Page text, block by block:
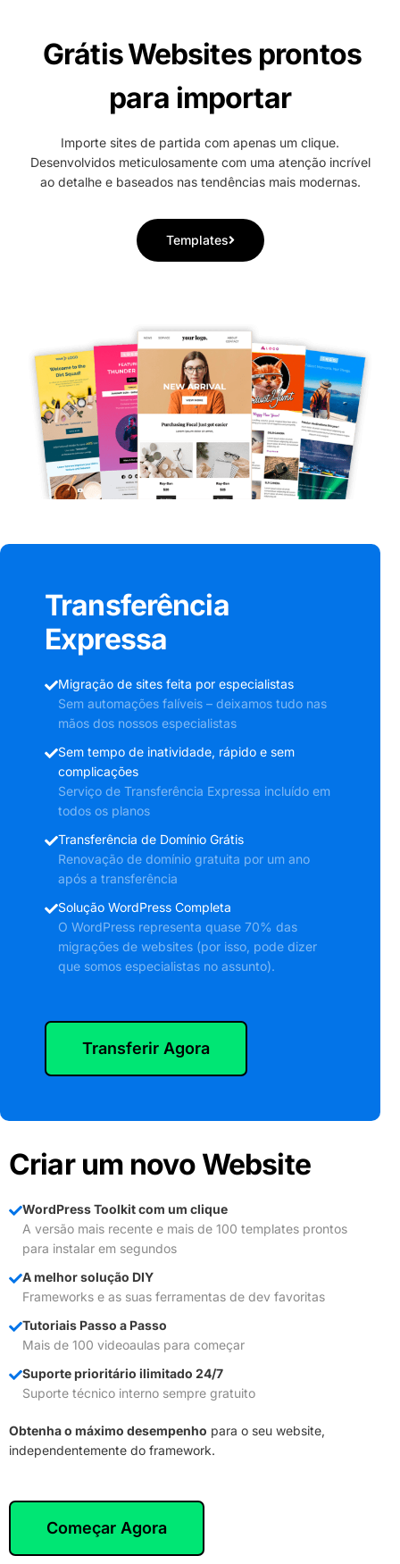
GrátisWebsites prontos
para importar
Importe sites de partida com apenas um clique.
Desenvolvidos meticulosamente com uma atenção incrível
ao detalhe e baseados nas tendências mais modernas.
Templates
Criar um novo Website
WordPress Toolkit com um clique
A versão mais recente e mais de 100 templates prontos
para instalar em segundos
A melhor solução DIY
Frameworks e as suas ferramentas de dev favoritas
Tutoriais Passo a Passo
Mais de 100 videoaulas para começar
Suporte prioritário ilimitado 24/7
Suporte técnico interno sempre gratuito
Obtenha o máximo desempenho para o seu website,
independentemente do framework.
Começar Agora
Transferência
Expressa
Migração de sites feita por especialistas
Sem automações falíveis – deixamos tudo nas
mãos dos nossos especialistas
Sem tempo de inatividade, rápido e sem
complicações
Serviço de Transferência Expressa incluído em
todos os planos
Transferência de Domínio Grátis
Renovação de domínio gratuita por um ano
após a transferência
Solução WordPress Completa
O WordPress representa quase 70% das
migrações de websites (por isso, pode dizer
que somos especialistas no assunto).
Transferir Agora